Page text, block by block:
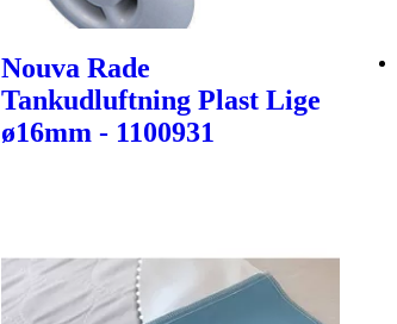
Nouva Rade
Tankudluftning Plast Lige
ø16mm - 1100931